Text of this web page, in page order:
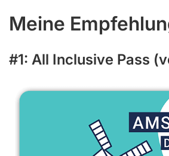
Meine
#1: All Inclusive Pass